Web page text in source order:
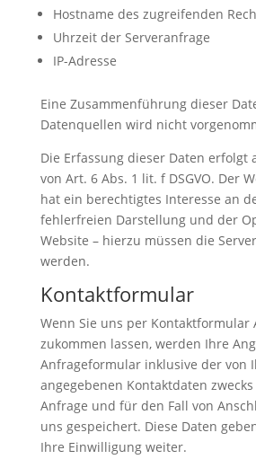
Hostname des zugreifenden
Uhrzeit der Serveranfrage
IP-Adresse
Eine Zusammenführung dieser
Datenquellen wird nicht
Die Erfassung dieser Daten erfolgt
von Art. 6 Abs. 1 lit. f DSGVO. Der
hat ein berechtigtes Interesse an
fehlerfreien Darstellung und der
Website – hierzu müssen die
werden.
Kontaktformular
Wenn Sie uns per Kontaktformular
zukommen lassen, werden Ihre
Anfrageformular inklusive der von
angegebenen Kontaktdaten
Anfrage und für den Fall von
uns gespeichert. Diese Daten
Ihre Einwilligung weiter.